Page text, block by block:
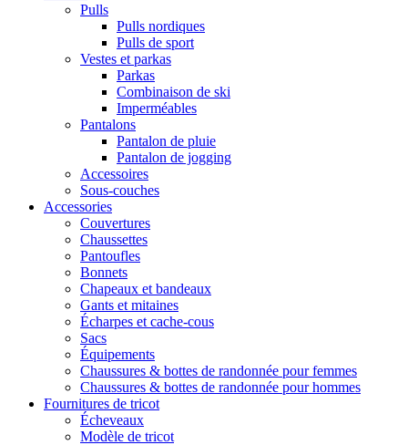
Pulls
Pulls nordiques
Pulls de sport
Vestes et parkas
Parkas
Combinaison de ski
Imperméables
Pantalons
Pantalon de pluie
Pantalon de jogging
Accessoires
Sous-couches
Accessories
Couvertures
Chaussettes
Pantoufles
Bonnets
Chapeaux et bandeaux
Gants et mitaines
Écharpes et cache-cous
Sacs
Équipements
Chaussures & bottes de randonnée pour femmes
Chaussures & bottes de randonnée pour hommes
Fournitures de tricot
Écheveaux
Modèle de tricot